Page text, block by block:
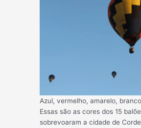
Azul, vermelho, amarelo,
Essas são as cores dos 15
sobrevoaram a cidade de